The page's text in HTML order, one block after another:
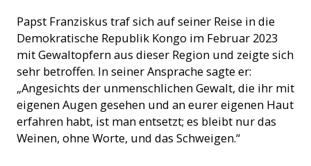
Papst Franziskus traf sich auf seiner Reise in die
Demokratische Republik Kongo im Februar 2023
mit Gewaltopfern aus dieser Region und zeigte sich
sehr betroffen. In seiner Ansprache sagte er:
„Angesichts der unmenschlichen Gewalt, die ihr mit
eigenen Augen gesehen und an eurer eigenen Haut
erfahren habt, ist man entsetzt; es bleibt nur das
Weinen, ohne Worte, und das Schweigen.“